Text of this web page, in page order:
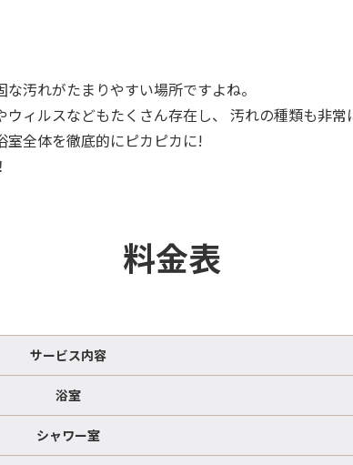
汚れがたまりやすい場所ですよね。
ィルスなどもたくさん存在し、 汚れの種類も非常
室全体を徹底的にピカピカに!
料金表
サービス内容
浴室
シャワー室